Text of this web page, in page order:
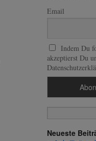
Email
Indem Du
akzeptierst Du
Neueste